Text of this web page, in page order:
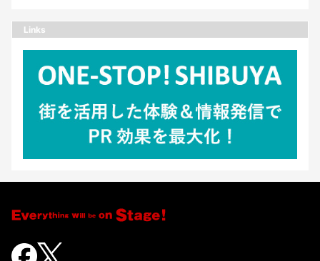
Links